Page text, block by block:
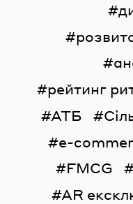
рейтинг
АТБ
e-
FMCG
AR